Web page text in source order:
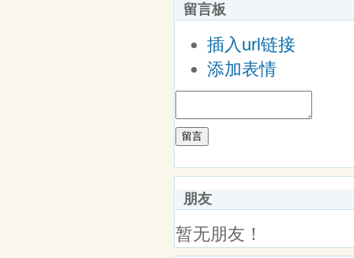
留言板
插入url链接
添加表情
留言
朋友
暂无朋友！